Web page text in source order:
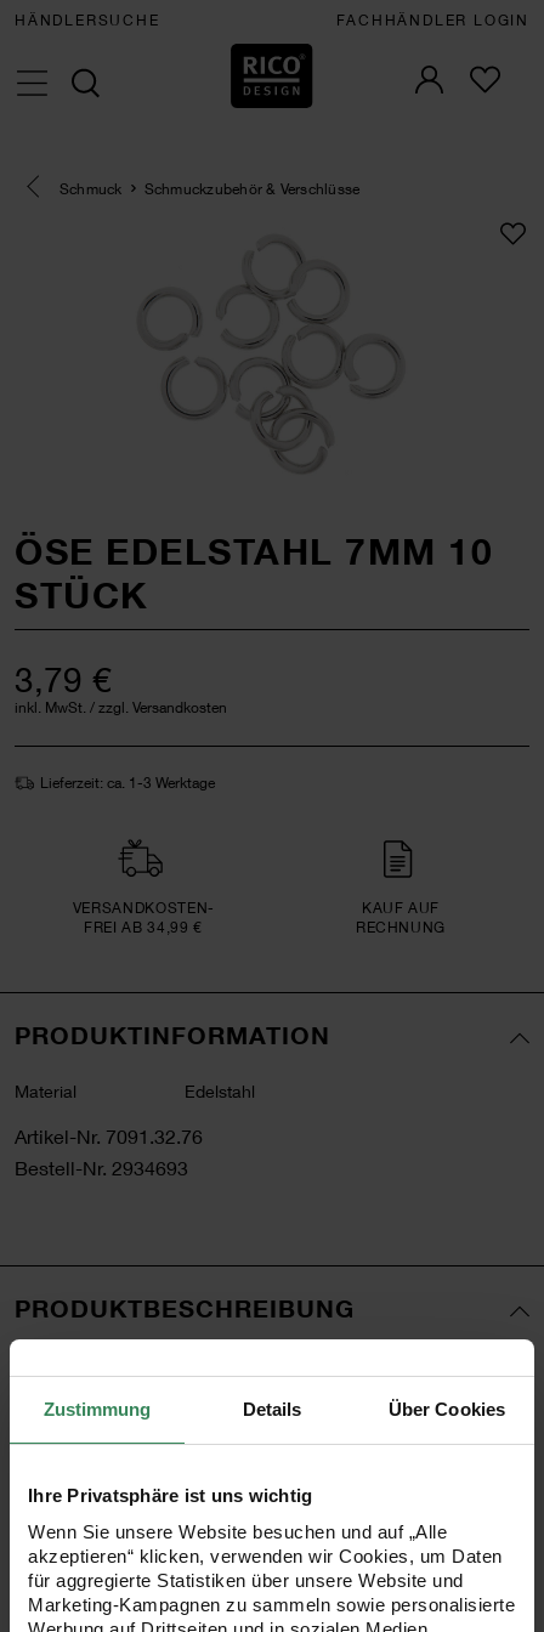
Zustimmung Details Über Cookies
Ihre Privatsphäre ist uns wichtig
Wenn Sie unsere Website besuchen und auf „Alle
akzeptieren“ klicken, verwenden wir Cookies, um Daten
für aggregierte Statistiken über unsere Website und
Marketing-Kampagnen zu sammeln sowie personalisierte
HÄNDLERSUCHE FACHHÄNDLER LOGIN
Eine Kategorie zurück navigieren
Schmuck Schmuckzubehör & Verschlüsse
ÖSE EDELSTAHL 7MM 10
STÜCK
3,79 €
inkl. MwSt. / zzgl. Versandkosten
Lieferzeit: ca. 1-3 Werktage
VERSAND­KOSTEN­
FREI AB 34,99 €
KAUF AUF
RECHNUNG
PRODUKTINFORMATION
Material Edelstahl
Artikel-Nr. 7091.32.76
Bestell-Nr. 2934693
PRODUKTBESCHREIBUNG
Zwischenringen geschickt in Szene. Zusätzlich können Sie
Kettenenden durch einen Zwischenring dauerhaft mit
Material: Edelstahl
Größe: 7 mm
Inhalt: 10 Stück